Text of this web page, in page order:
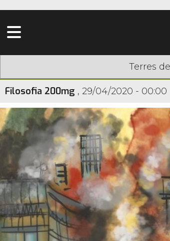
Terres
Filosofia 200mg , 29/04/2020 - 00:00